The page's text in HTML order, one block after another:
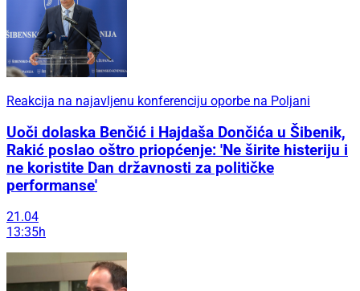
Reakcija na najavljenu konferenciju oporbe na Poljani
Uoči dolaska Benčić i Hajdaša Dončića u Šibenik,
Rakić poslao oštro priopćenje: 'Ne širite histeriju i
ne koristite Dan državnosti za političke
performanse'
21.04
13:35h